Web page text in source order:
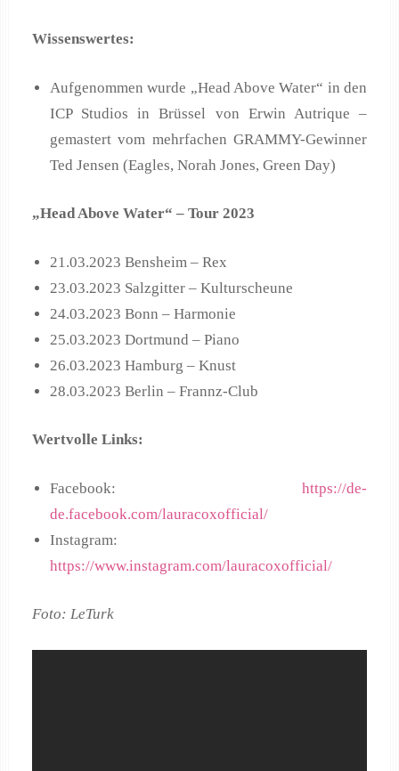
Wissenswertes:
Aufgenommen wurde „Head Above Water“ in den
ICP Studios in Brüssel von Erwin Autrique –
gemastert vom mehrfachen GRAMMY-Gewinner
Ted Jensen (Eagles, Norah Jones, Green Day)
„Head Above Water“ – Tour 2023
21.03.2023 Bensheim – Rex
23.03.2023 Salzgitter – Kulturscheune
24.03.2023 Bonn – Harmonie
25.03.2023 Dortmund – Piano
26.03.2023 Hamburg – Knust
28.03.2023 Berlin – Frannz-Club
Wertvolle Links:
Facebook: https://de-
de.facebook.com/lauracoxofficial/
Instagram:
https://www.instagram.com/lauracoxofficial/
Foto: LeTurk